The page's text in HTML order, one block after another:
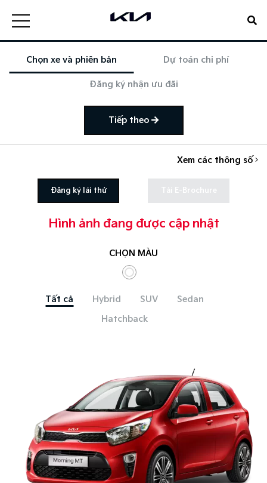
Chọn xe và phiên bản Dự toán chi phí
Đăng ký nhận ưu đãi
Tiếp theo
Xem các thông số
Đăng ký lái thử Tải E-Brochure
Hình ảnh đang được cập nhật
CHỌN MÀU
Tất cả Hybrid SUV
Sedan
Hatchback